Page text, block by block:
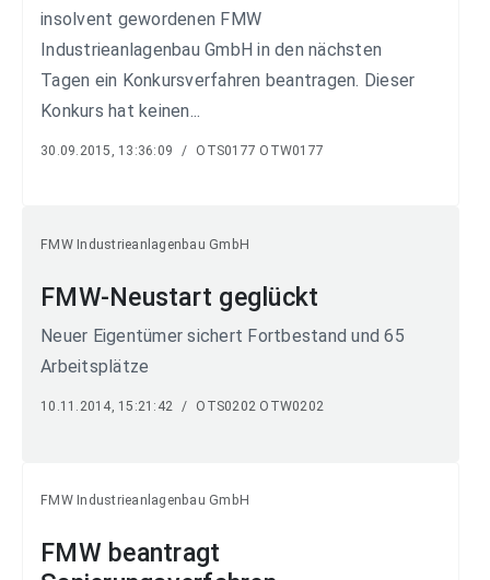
insolvent gewordenen FMW
Industrieanlagenbau GmbH in den nächsten
Tagen ein Konkursverfahren beantragen. Dieser
Konkurs hat keinen...
30.09.2015, 13:36:09 / OTS0177 OTW0177
FMW Industrieanlagenbau GmbH
FMW-Neustart geglückt
Neuer Eigentümer sichert Fortbestand und 65
Arbeitsplätze
10.11.2014, 15:21:42 / OTS0202 OTW0202
FMW Industrieanlagenbau GmbH
FMW beantragt